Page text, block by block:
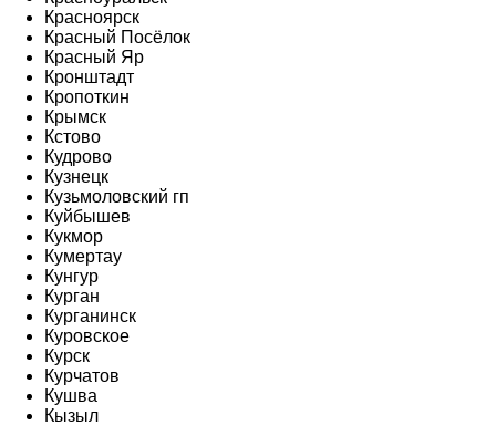
Красноярск
Красный Посёлок
Красный Яр
Кронштадт
Кропоткин
Крымск
Кстово
Кудрово
Кузнецк
Кузьмоловский гп
Куйбышев
Кукмор
Кумертау
Кунгур
Курган
Курганинск
Куровское
Курск
Курчатов
Кушва
Кызыл